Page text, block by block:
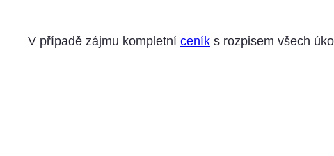
V případě zájmu kompletní ceník s rozpisem všech